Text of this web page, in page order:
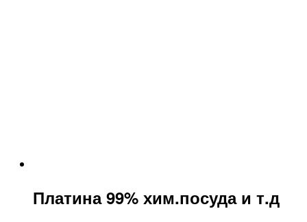
Платина 99% хим.посуда и т.д